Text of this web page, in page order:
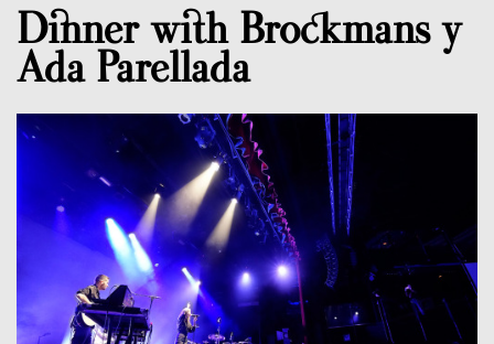
Dinner with Brockmans y
Ada Parellada